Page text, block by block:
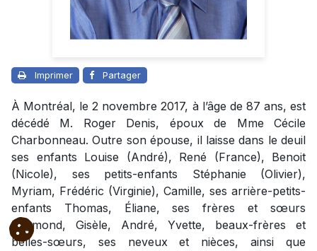
Imprimer Partager
À Montréal, le 2 novembre 2017, à l’âge de 87 ans, est
décédé M. Roger Denis, époux de Mme Cécile
Charbonneau. Outre son épouse, il laisse dans le deuil
ses enfants Louise (André), René (France), Benoit
(Nicole), ses petits-enfants Stéphanie (Olivier),
Myriam, Frédéric (Virginie), Camille, ses arrière-petits-
enfants Thomas, Éliane, ses frères et sœurs
Raymond, Gisèle, André, Yvette, beaux-frères et
belles-sœurs, ses neveux et nièces, ainsi que